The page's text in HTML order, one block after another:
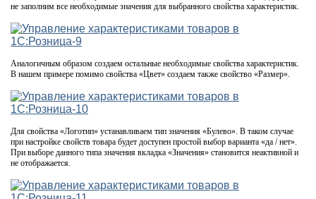
не заполним все необходимые значения для выбранного свойства характеристик.
Аналогичным образом создаем остальные необходимые свойства характеристик.
В нашем примере помимо свойства «Цвет» создаем также свойство «Размер».
Для свойства «Логотип» устанавливаем тип значения «Булево». В таком случае
при настройке свойств товара будет доступен простой выбор варианта «да / нет».
При выборе данного типа значения вкладка «Значения» становится неактивной и
не отображается.